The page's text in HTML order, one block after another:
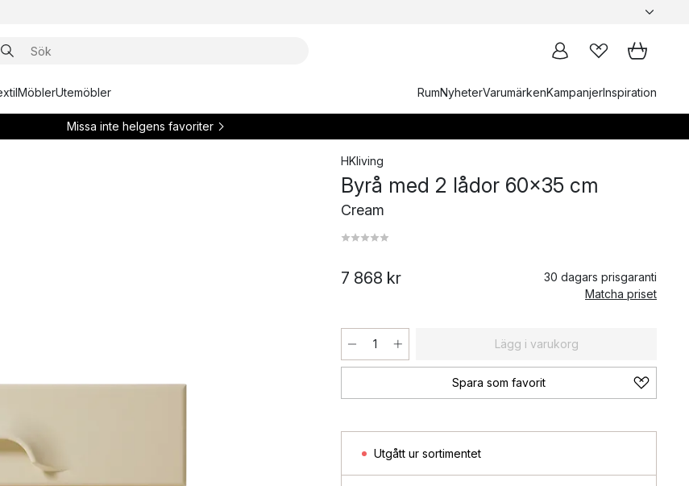
MöblerUtemöbler RumNyheterVarumärkenKampanjerInspiration
Missa inte helgens favoriter
HKliving
Byrå med 2 lådor 60x35 cm
Cream
7 868 kr
30 dagars prisgaranti
Matcha priset
Lägg i varukorg
Spara som favorit
Utgått ur sortimentet